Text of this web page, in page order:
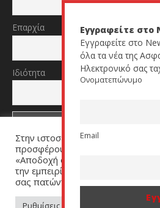
Επαρχία
Ιδιότητα
TikTok
YouTube
All Rights Reserved by
Στην ιστοσελίδα μας
προσφέρουμε μία εξατομικευμένη
«Αποδοχή όλων» για να μας
την εμπειρία σας. Μπορείτε να
σας πατώντας στον σύνδεσμο (link)
Ρυθμίσεις Cookies Αποδοχή
Εγγραφείτε
Εγγραφείτε στο
όλα τα νέα της
Ηλεκτρονικό σας
Ονοματεπώνυμο
Email